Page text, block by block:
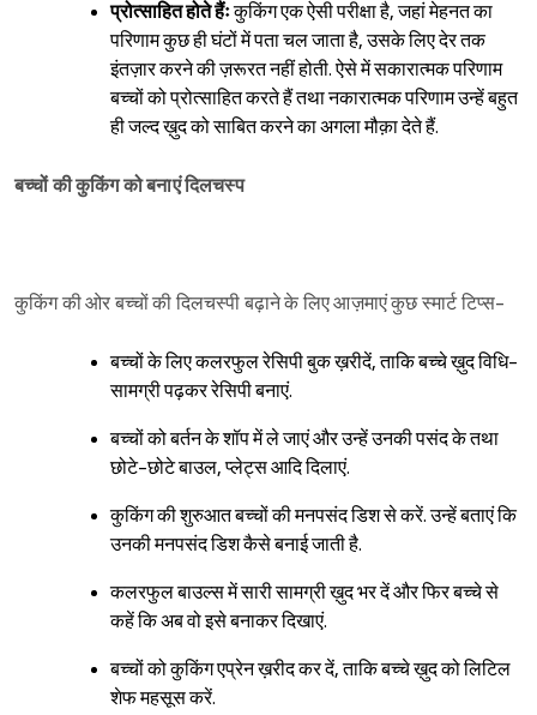
प्रोत्साहित होते हैंःकुकिंग एक ऐसी परीक्षा है, जहां मेहनत का
परिणाम कुछ ही घंटों में पता चल जाता है, उसके लिए देर तक
इंतज़ार करने की ज़रूरत नहीं होती. ऐसे में सकारात्मक परिणाम
बच्चों को प्रोत्साहित करते हैं तथा नकारात्मक परिणाम उन्हें बहुत
ही जल्द ख़ुद को साबित करने का अगला मौक़ा देते हैं.
बच्चों की कुकिंग को बनाएं दिलचस्प
कुकिंग की ओर बच्चों की दिलचस्पी बढ़ाने के लिए आज़माएं कुछ स्मार्ट टिप्स-
बच्चों के लिए कलरफुल रेसिपी बुक ख़रीदें, ताकि बच्चे ख़ुद विधि-
सामग्री पढ़कर रेसिपी बनाएं.
बच्चों को बर्तन के शॉप में ले जाएं और उन्हें उनकी पसंद के तथा
छोटे-छोटे बाउल, प्लेट्स आदि दिलाएं.
कुकिंग की शुरुआत बच्चों की मनपसंद डिश से करें. उन्हें बताएं कि
उनकी मनपसंद डिश कैसे बनाई जाती है.
कलरफुल बाउल्स में सारी सामग्री ख़ुद भर दें और फिर बच्चे से
कहें कि अब वो इसे बनाकर दिखाएं.
बच्चों को कुकिंग एप्रेन ख़रीद कर दें, ताकि बच्चे ख़ुद को लिटिल
शेफ महसूस करें.